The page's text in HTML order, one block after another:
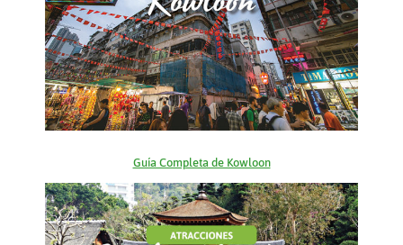
Guía Completa de Kowloon